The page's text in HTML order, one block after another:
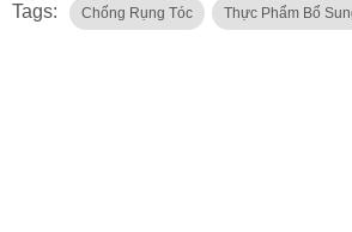
Tags: Chống Rụng Tóc Thực Phẩm Bổ